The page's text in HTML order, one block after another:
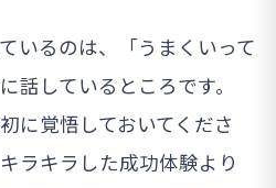
いるのは、「うまくいって
話しているところです。
に覚悟しておいてくださ
ラキラした成功体験より